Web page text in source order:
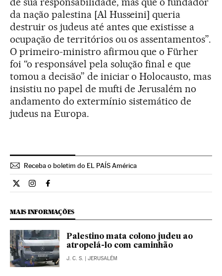
da nação palestina [Al Husseini] queria
destruir os judeus até antes que existisse a
ocupação de territórios ou os assentamentos”.
O primeiro-ministro afirmou que o Fürher
foi “o responsável pela solução final e que
tomou a decisão” de iniciar o Holocausto, mas
insistiu no papel de mufti de Jerusalém no
andamento do extermínio sistemático de
judeus na Europa.
Receba o boletim do EL PAÍS América
Internacional El País Brasil en Twitter
Internacional El País Brasil en Instagram
Internacional El País Brasil en Facebook
MAIS INFORMAÇÕES
Palestino mata colono judeu ao
atropelá-lo com caminhão
J. C. S. | JERUSALÉM